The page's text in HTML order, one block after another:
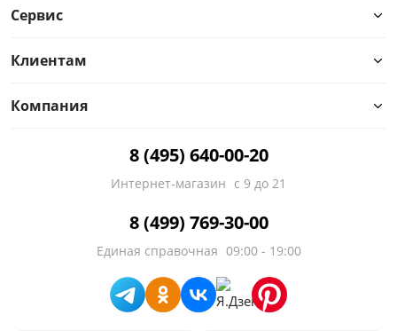
Сервис
Клиентам
Компания
8 (495) 640-00-20
Интернет-магазин с 9 до 21
8 (499) 769-30-00
Единая справочная 09:00 - 19:00